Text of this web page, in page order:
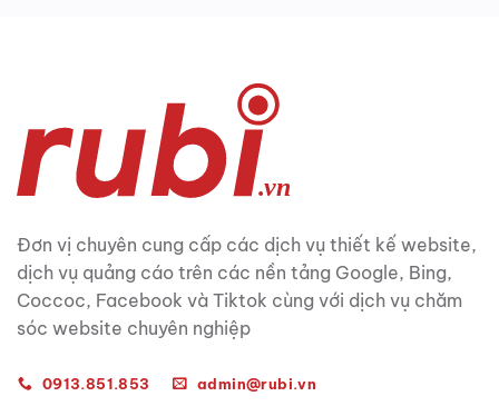
Đơn vị chuyên cung cấp các dịch vụ thiết kế website,
dịch vụ quảng cáo trên các nền tảng Google, Bing,
Coccoc, Facebook và Tiktok cùng với dịch vụ chăm
sóc website chuyên nghiệp
0913.851.853 admin@rubi.vn